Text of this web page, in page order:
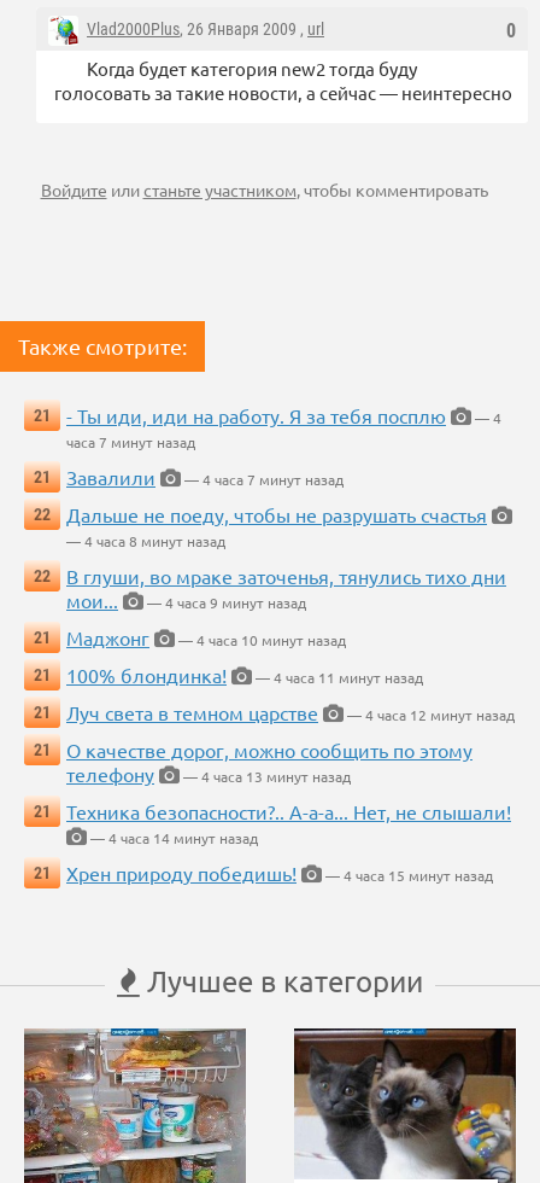
0
Vlad2000Plus, 26 Января 2009 , url
Когда будет категория new2 тогда буду
голосовать за такие новости, а сейчас — неинтересно
Войдите илистаньте участником, чтобы комментировать
Также смотрите:
21 - Ты иди, иди на работу. Я за тебя посплю
— 4
часа 7 минут назад
21
Завалили
— 4 часа 7 минут назад
22
Дальше не поеду, чтобы не разрушать счастья
— 4 часа 8 минут назад
22
В глуши, во мраке заточенья, тянулись тихо дни
мои...
— 4 часа 9 минут назад
21
Маджонг
— 4 часа 10 минут назад
21
100% блондинка!
— 4 часа 11 минут назад
21
Луч света в темном царстве
— 4 часа 12 минут назад
21
О качестве дорог, можно сообщить по этому
телефону
— 4 часа 13 минут назад
21
Техника безопасности?.. А-а-а... Нет, не слышали!
— 4 часа 14 минут назад
21
Хрен природу победишь! — 4 часа 15 минут назад
Лучшее в категории